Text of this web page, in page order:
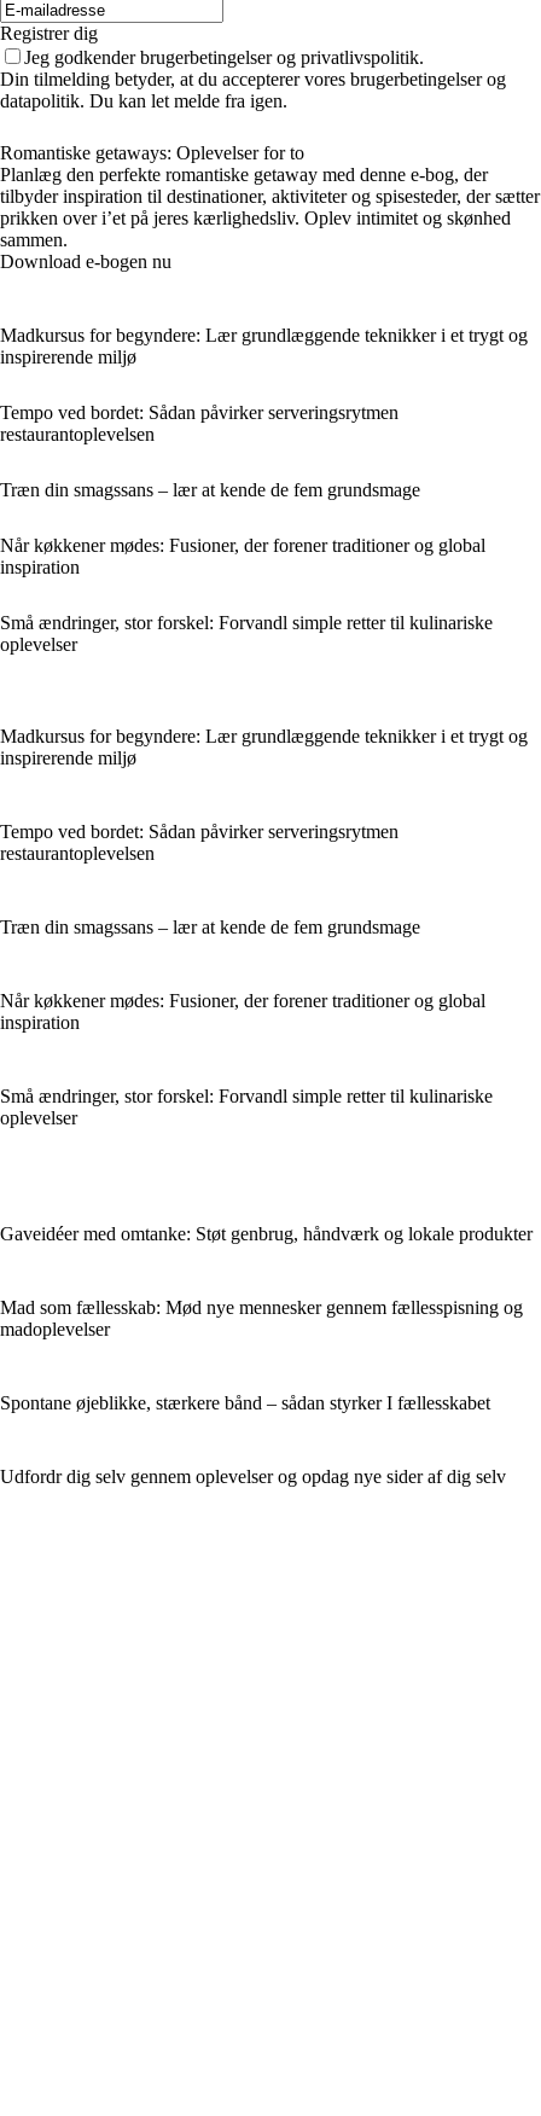
Registrer dig
Jeg godkender brugerbetingelser og privatlivspolitik.
Din tilmelding betyder, at du accepterer vores brugerbetingelser og
datapolitik. Du kan let melde fra igen.
Romantiske getaways: Oplevelser for to
Planlæg den perfekte romantiske getaway med denne e-bog, der
tilbyder inspiration til destinationer, aktiviteter og spisesteder, der sætter
prikken over i’et på jeres kærlighedsliv. Oplev intimitet og skønhed
sammen.
Download e-bogen nu
Madkursus for begyndere: Lær grundlæggende teknikker i et trygt og
inspirerende miljø
Tempo ved bordet: Sådan påvirker serveringsrytmen
restaurantoplevelsen
Træn din smagssans – lær at kende de fem grundsmage
Når køkkener mødes: Fusioner, der forener traditioner og global
inspiration
Små ændringer, stor forskel: Forvandl simple retter til kulinariske
oplevelser
Madkursus for begyndere: Lær grundlæggende teknikker i et trygt og
inspirerende miljø
Tempo ved bordet: Sådan påvirker serveringsrytmen
restaurantoplevelsen
Træn din smagssans – lær at kende de fem grundsmage
Når køkkener mødes: Fusioner, der forener traditioner og global
inspiration
Små ændringer, stor forskel: Forvandl simple retter til kulinariske
oplevelser
Gaveidéer med omtanke: Støt genbrug, håndværk og lokale produkter
Mad som fællesskab: Mød nye mennesker gennem fællesspisning og
madoplevelser
Spontane øjeblikke, stærkere bånd – sådan styrker I fællesskabet
Udfordr dig selv gennem oplevelser og opdag nye sider af dig selv